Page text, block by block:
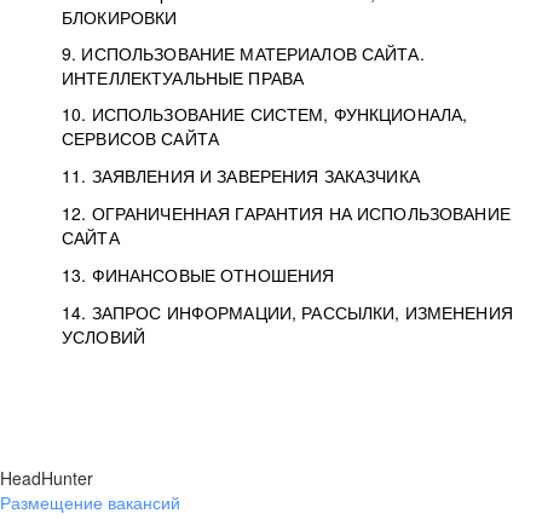
БЛОКИРОВКИ
9. ИСПОЛЬЗОВАНИЕ МАТЕРИАЛОВ САЙТА.
ИНТЕЛЛЕКТУАЛЬНЫЕ ПРАВА
10. ИСПОЛЬЗОВАНИЕ СИСТЕМ, ФУНКЦИОНАЛА,
СЕРВИСОВ САЙТА
11. ЗАЯВЛЕНИЯ И ЗАВЕРЕНИЯ ЗАКАЗЧИКА
12. ОГРАНИЧЕННАЯ ГАРАНТИЯ НА ИСПОЛЬЗОВАНИЕ
САЙТА
13. ФИНАНСОВЫЕ ОТНОШЕНИЯ
14. ЗАПРОС ИНФОРМАЦИИ, РАССЫЛКИ, ИЗМЕНЕНИЯ
УСЛОВИЙ
HeadHunter
Размещение вакансий